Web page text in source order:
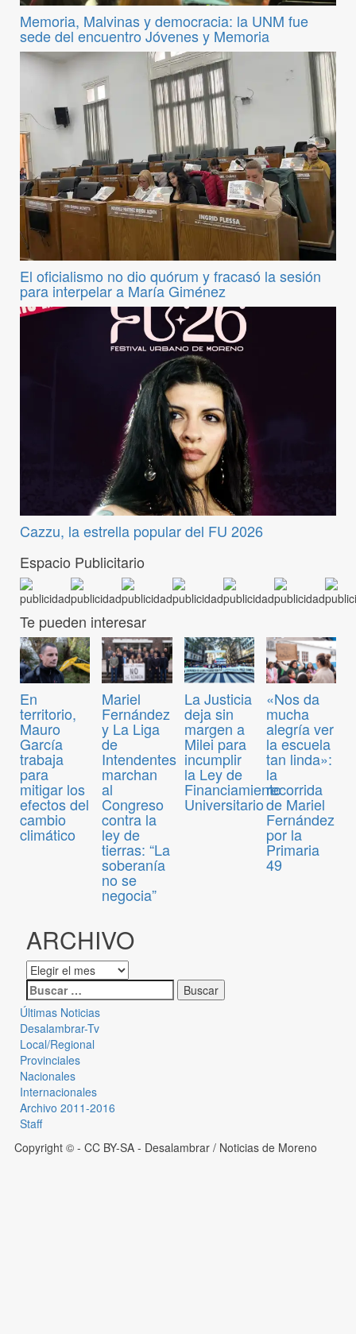
Memoria, Malvinas y democracia: la UNM fue
sede del encuentro Jóvenes y Memoria
El oficialismo no dio quórum y fracasó la sesión
para interpelar a María Giménez
Cazzu, la estrella popular del FU 2026
Espacio Publicitario
Te pueden interesar
En
territorio,
Mauro
García
trabaja
para
mitigar los
efectos del
cambio
climático
Mariel
Fernández
y La Liga
de
Intendentes
marchan
al
Congreso
contra la
ley de
tierras: “La
soberanía
no se
negocia”
La Justicia
deja sin
margen a
Milei para
incumplir
la Ley de
Financiamiento
Universitario
«Nos da
mucha
alegría ver
la escuela
tan linda»:
la
recorrida
de Mariel
Fernández
por la
Primaria
49
ARCHIVO
Últimas Noticias
Desalambrar-Tv
Local/Regional
Provinciales
Nacionales
Internacionales
Archivo 2011-2016
Staff
Copyright © - CC BY-SA - Desalambrar / Noticias de Moreno